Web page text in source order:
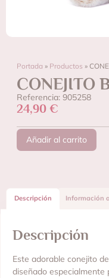
Portada » Productos »
CONEJITO
Referencia: 905258
24,90 €
Añadir al carrito
Descripción Información
Descripción
Este adorable conejito
diseñado especialmente